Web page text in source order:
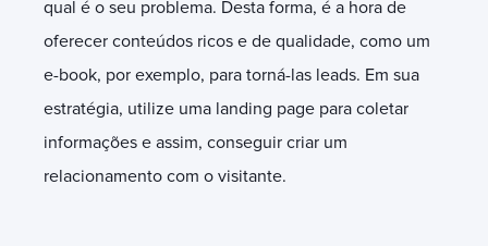
qual é o seu problema. Desta forma, é a hora de
oferecer conteúdos ricos e de qualidade, como um
e-book, por exemplo, para torná-las leads. Em sua
estratégia, utilize uma landing page para coletar
informações e assim, conseguir criar um
relacionamento com o visitante.